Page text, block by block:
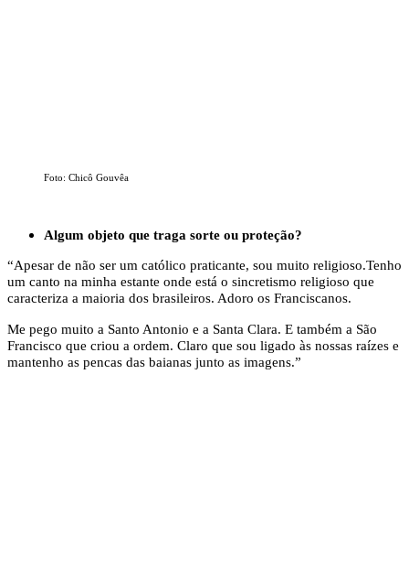
Foto: Chicô Gouvêa
Algum objeto que traga sorte ou proteção?
“Apesar de não ser um católico praticante, sou muito religioso.Tenho
um canto na minha estante onde está o sincretismo religioso que
caracteriza a maioria dos brasileiros. Adoro os Franciscanos.
Me pego muito a Santo Antonio e a Santa Clara. E também a São
Francisco que criou a ordem. Claro que sou ligado às nossas raízes e
mantenho as pencas das baianas junto as imagens.”